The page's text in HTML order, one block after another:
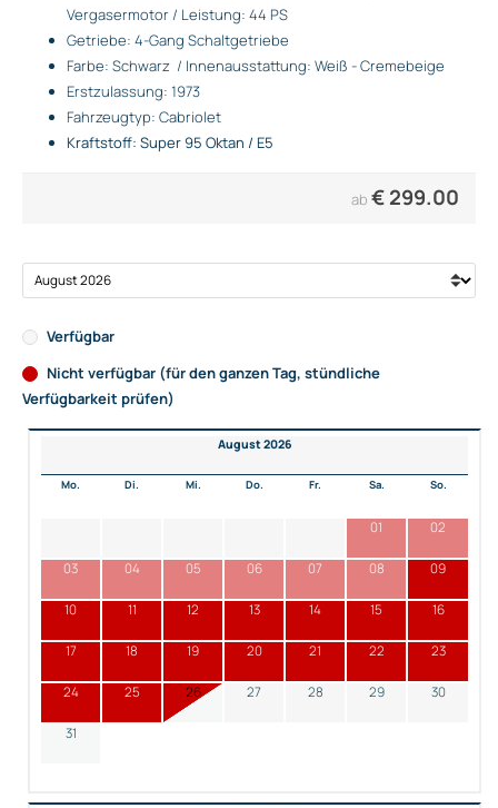
Vergasermotor / Leistung: 44 PS
Getriebe: 4-Gang Schaltgetriebe
Farbe: Schwarz / Innenausstattung: Weiß - Cremebeige
Erstzulassung: 1973
Fahrzeugtyp: Cabriolet
Kraftstoff: Super 95 Oktan / E5
ab € 299.00
Verfügbar
Nicht verfügbar (für den ganzen Tag, stündliche
Verfügbarkeit prüfen)
August 2026
Mo. Di. Mi. Do. Fr. Sa. So.
01 02
03 04 05 06 07 08 09
10 11 12 13 14 15 16
17 18 19 20 21 22 23
24 25 26 27 28 29 30
31